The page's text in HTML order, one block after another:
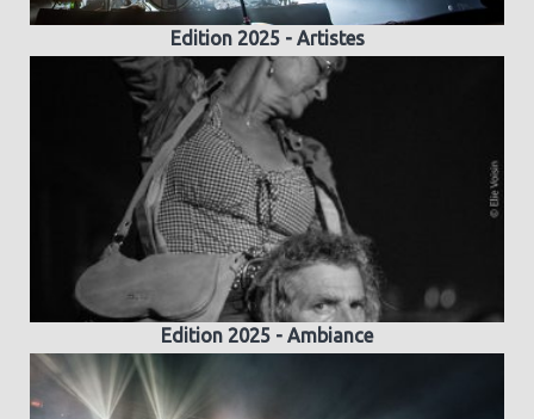
Edition 2025 - Artistes
Edition 2025 - Ambiance